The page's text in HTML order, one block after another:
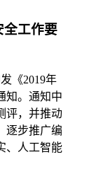
全工作要
《2019年
知。通知中
评，并推动
逐步推广编
、人工智能